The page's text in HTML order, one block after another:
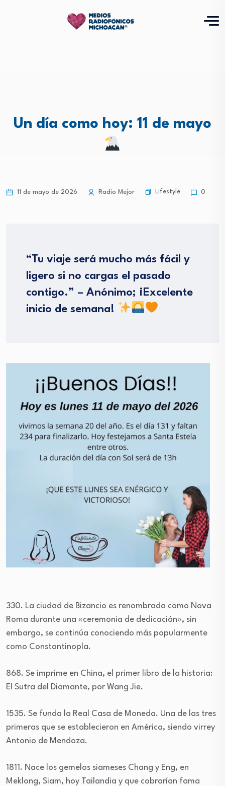
Un día como hoy: 11 de mayo
11 de mayo de 2026 Radio Mejor Lifestyle 0
“Tu viaje será mucho más fácil y
ligero si no cargas el pasado
contigo.” – Anónimo; ¡Excelente
inicio de semana!
330. La ciudad de Bizancio es renombrada como Nova
Roma durante una «ceremonia de dedicación», sin
embargo, se continúa conociendo más popularmente
como Constantinopla.
868. Se imprime en China, el primer libro de la historia:
El Sutra del Diamante, por Wang Jie.
1535. Se funda la Real Casa de Moneda. Una de las tres
primeras que se establecieron en América, siendo virrey
Antonio de Mendoza.
1811. Nace los gemelos siameses Chang y Eng, en
Meklong, Siam, hoy Tailandia y que cobrarían fama